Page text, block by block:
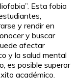
Esta fobia
y rendir en
y buscar
afectar
y la salud mental
es posible superar
académico.